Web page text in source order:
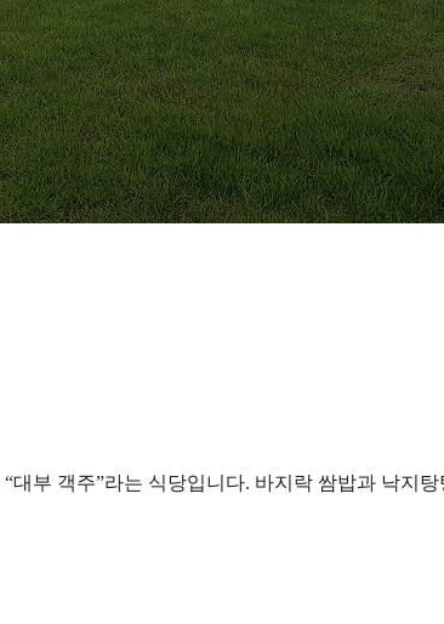
대부 객주”라는 식당입니다. 바지락 쌈밥과 낙지탕